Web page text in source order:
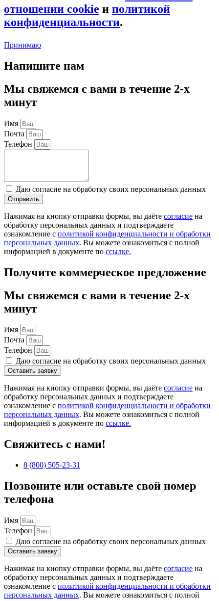
отношении cookie и политикой
конфиденциальности.
Принимаю
Напишите нам
Мы свяжемся с вами в течение 2-х
минут
Имя
Почта
Телефон
Даю согласие на обработку своих персональных данных
Отправить
Нажимая на кнопку отправки формы, вы даёте согласие на
обработку персональных данных и подтверждаете
ознакомление с политикой конфиденциальности и обработки
персональных данных. Вы можете ознакомиться с полной
информацией в документе по ссылке.
Получите коммерческое предложение
Мы свяжемся с вами в течение 2-х
минут
Имя
Почта
Телефон
Даю согласие на обработку своих персональных данных
Оставить заявку
Нажимая на кнопку отправки формы, вы даёте согласие на
обработку персональных данных и подтверждаете
ознакомление с политикой конфиденциальности и обработки
персональных данных. Вы можете ознакомиться с полной
информацией в документе по ссылке.
Свяжитесь с нами!
8 (800) 505-23-31
Позвоните или оставьте свой номер
телефона
Имя
Телефон
Даю согласие на обработку своих персональных данных
Оставить заявку
Нажимая на кнопку отправки формы, вы даёте согласие на
обработку персональных данных и подтверждаете
ознакомление с политикой конфиденциальности и обработки
персональных данных. Вы можете ознакомиться с полной